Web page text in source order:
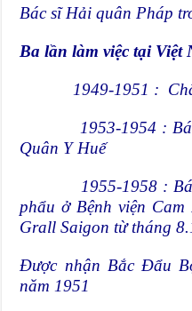
Bác sĩ Hải quân Pháp
Ba lần làm việc tại Việt
1949-1951 :
1953-1954 : Bác
Quân Y Huế
1955-1958 : Bác
phẩu ở Bệnh viện
Grall Saigon từ tháng
Được nhận Bắc Đẩu
năm 1951